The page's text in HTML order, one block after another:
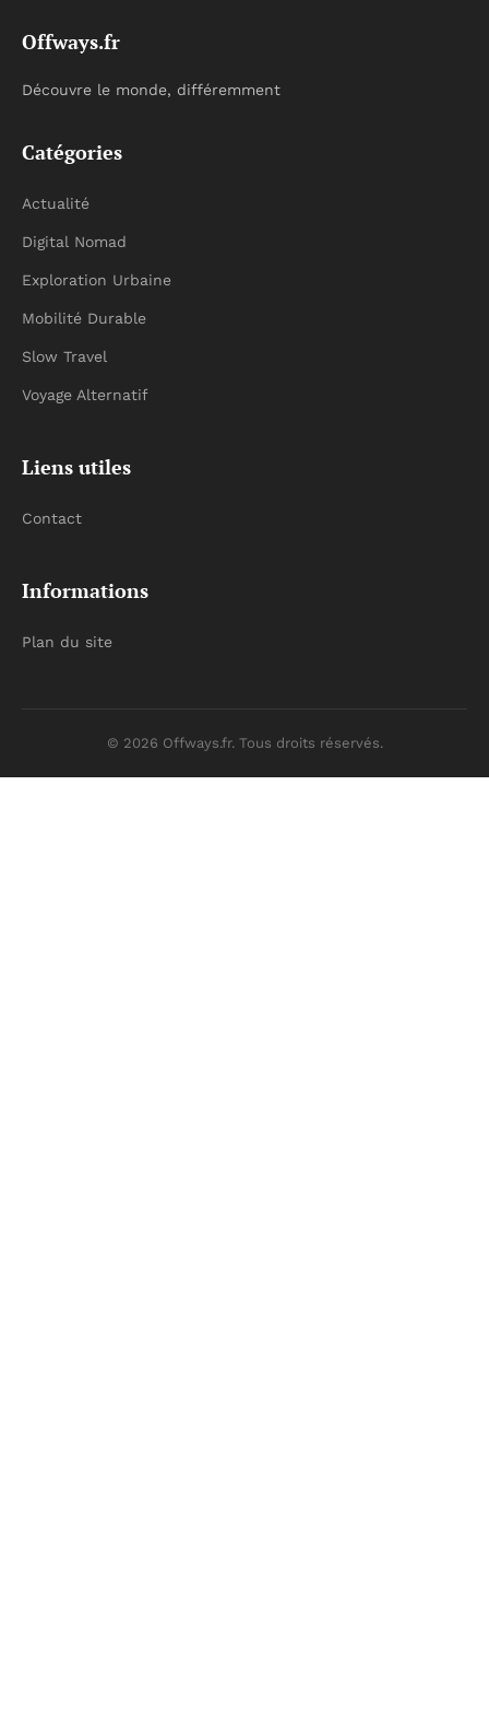
Offways.fr
Découvre le monde, différemment
Catégories
Actualité
Digital Nomad
Exploration Urbaine
Mobilité Durable
Slow Travel
Voyage Alternatif
Liens utiles
Contact
Informations
Plan du site
© 2026 Offways.fr. Tous droits réservés.